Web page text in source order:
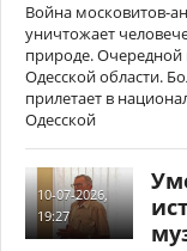
Война московитов-
уничтожает
природе. Очередной
Одесской области.
прилетает в
Одесской
10-07-2026,
19:27